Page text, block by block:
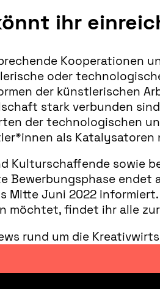
ihr
Kooperationen
oder
der künstlerischen
stark verbunden
der technologischen
als Katalysatoren
Kulturschaffende sowie
Bewerbungsphase endet
Mitte Juni 2022
möchtet, findet ihr alle
rund um die